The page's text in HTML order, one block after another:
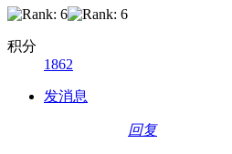
积分
1862
发消息
回复